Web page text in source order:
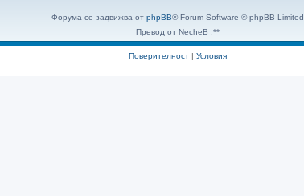
Форума се задвижва от phpBB® Forum Software © phpBB Limited
Превод от NecheB ;**
Поверителност | Условия